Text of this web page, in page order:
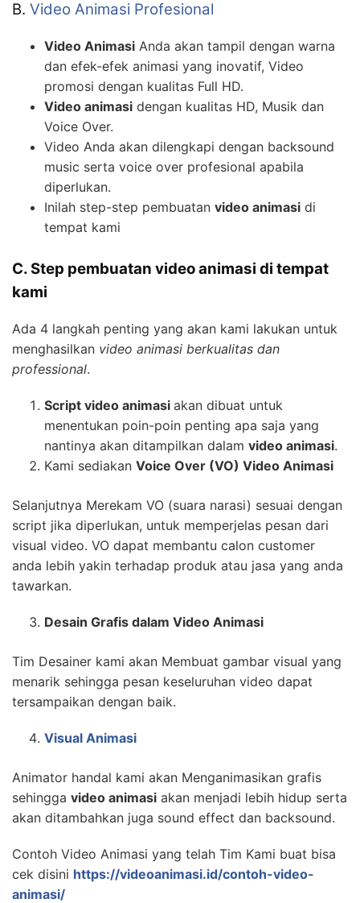
B. Video Animasi Profesional
Video Animasi Anda akan tampil dengan warna
dan efek-efek animasi yang inovatif, Video
promosi dengan kualitas Full HD.
Video animasi dengan kualitas HD, Musik dan
Voice Over.
Video Anda akan dilengkapi dengan backsound
music serta voice over profesional apabila
diperlukan.
Inilah step-step pembuatan video animasi di
tempat kami
C. Step pembuatan video animasi di tempat
kami
Ada 4 langkah penting yang akan kami lakukan untuk
menghasilkan video animasi berkualitas dan
professional.
Script video animasi akan dibuat untuk
menentukan poin-poin penting apa saja yang
nantinya akan ditampilkan dalam video animasi.
Kami sediakan Voice Over (VO) Video Animasi
Selanjutnya Merekam VO (suara narasi) sesuai dengan
script jika diperlukan, untuk memperjelas pesan dari
visual video. VO dapat membantu calon customer
anda lebih yakin terhadap produk atau jasa yang anda
tawarkan.
Desain Grafis dalam Video Animasi
Tim Desainer kami akan Membuat gambar visual yang
menarik sehingga pesan keseluruhan video dapat
tersampaikan dengan baik.
Visual Animasi
Animator handal kami akan Menganimasikan grafis
sehingga video animasi akan menjadi lebih hidup serta
akan ditambahkan juga sound effect dan backsound.
Contoh Video Animasi yang telah Tim Kami buat bisa
cek disini https://videoanimasi.id/contoh-video-
animasi/